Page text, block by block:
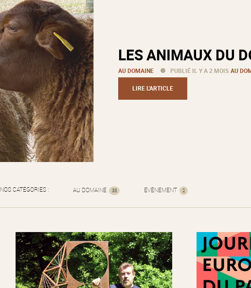
LES ANIMAUX DU
AU DOMAINE PUBLIÉ IL Y A 2 MOIS AU
LIRE L'ARTICLE
NOS CATÉGORIES : AU DOMAINE 33 ÉVÈNEMENT 2